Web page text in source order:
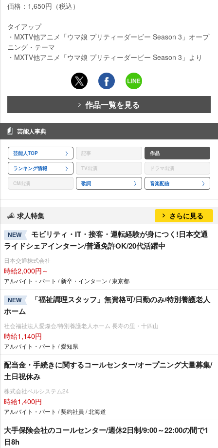
価格：1,650円（税込）
タイアップ
・MXTV他アニメ「ウマ娘 プリティーダービー Season 3」オープ
ニング・テーマ
・MXTV他アニメ「ウマ娘 プリティーダービー Season 3」より
作品一覧を見る
芸能人事典
芸能人TOP 記事 作品
ランキング情報 TV出演 ドラマ出演
CM出演 歌詞 音楽配信
求人特集 さらに見る
NEW
モビリティ・IT・接客・運転経験が身につく!日本交通
ライドシェアインターン/普通免許OK/20代活躍中
日本交通株式会社
時給2,000円～
アルバイト・パート / 新卒・インターン / 東京都
NEW
「福祉調理スタッフ」無資格可/日勤のみ/特別養護老人
ホーム
社会福祉法人愛燦会/特別養護老人ホーム 長寿の里・十四山
時給1,140円
アルバイト・パート / 愛知県
配当金・手続きに関するコールセンター/オープニング大量募集/
土日祝休み
株式会社ベルシステム24
時給1,400円
アルバイト・パート / 契約社員 / 北海道
大手保険会社のコールセンター/週休2日制/9:00～22:00の間で1
日8h